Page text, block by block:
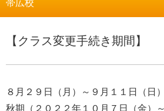
帯広校
【クラス変更手続き期間】
８月２９日（月）～９月１１日（日）
秋期（２０２２年１０月７日（金）